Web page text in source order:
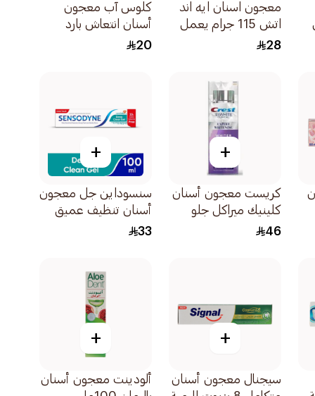
معجون اسنان ايه اند
اتش 115 جرام يعمل
على تطوير لمعان ابيض
28
كلوس آب معجون
أسنان انتعاش بارد
بالنعناع والحمضيات
20
+
كريست معجون أسنان
كلينيك ميراكل جلو
75مل
46
+
سنسوداين جل معجون
أسنان تنظيف عميق
75مل
33
+
سيجنال معجون أسنان
+
ألودينت معجون أسنان